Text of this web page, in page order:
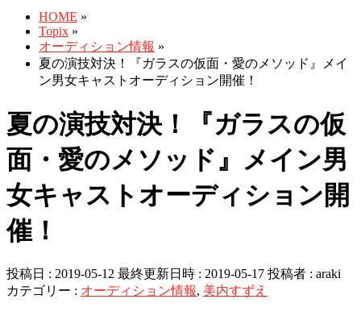
HOME »
Topix »
オーディション情報 »
夏の演技対決！『ガラスの仮面・愛のメソッド』メイ
ン男女キャストオーディション開催！
夏の演技対決！『ガラスの仮
面・愛のメソッド』メイン男
女キャストオーディション開
催！
投稿日 : 2019-05-12 最終更新日時 : 2019-05-17 投稿者 : araki
カテゴリー : オーディション情報, 美内すずえ